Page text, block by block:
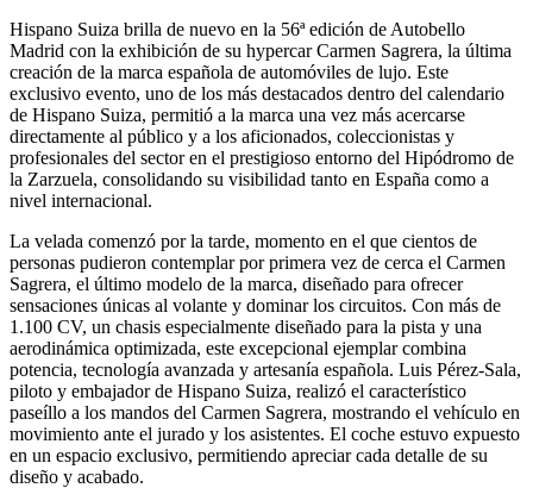
Hispano Suiza brilla de nuevo en la 56ª edición de Autobello
Madrid con la exhibición de su hypercar Carmen Sagrera, la última
creación de la marca española de automóviles de lujo. Este
exclusivo evento, uno de los más destacados dentro del calendario
de Hispano Suiza, permitió a la marca una vez más acercarse
directamente al público y a los aficionados, coleccionistas y
profesionales del sector en el prestigioso entorno del Hipódromo de
la Zarzuela, consolidando su visibilidad tanto en España como a
nivel internacional.
La velada comenzó por la tarde, momento en el que cientos de
personas pudieron contemplar por primera vez de cerca el Carmen
Sagrera, el último modelo de la marca, diseñado para ofrecer
sensaciones únicas al volante y dominar los circuitos. Con más de
1.100 CV, un chasis especialmente diseñado para la pista y una
aerodinámica optimizada, este excepcional ejemplar combina
potencia, tecnología avanzada y artesanía española. Luis Pérez-Sala,
piloto y embajador de Hispano Suiza, realizó el característico
paseíllo a los mandos del Carmen Sagrera, mostrando el vehículo en
movimiento ante el jurado y los asistentes. El coche estuvo expuesto
en un espacio exclusivo, permitiendo apreciar cada detalle de su
diseño y acabado.